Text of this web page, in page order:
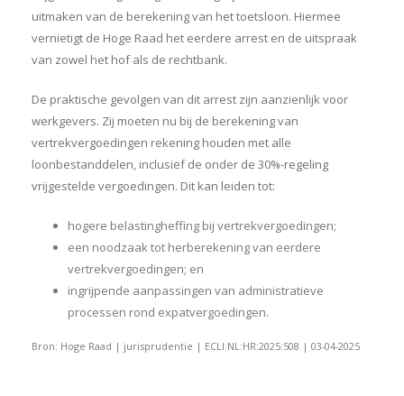
uitmaken van de berekening van het toetsloon. Hiermee
vernietigt de Hoge Raad het eerdere arrest en de uitspraak
van zowel het hof als de rechtbank.
De praktische gevolgen van dit arrest zijn aanzienlijk voor
werkgevers. Zij moeten nu bij de berekening van
vertrekvergoedingen rekening houden met alle
loonbestanddelen, inclusief de onder de 30%-regeling
vrijgestelde vergoedingen. Dit kan leiden tot:
hogere belastingheffing bij vertrekvergoedingen;
een noodzaak tot herberekening van eerdere
vertrekvergoedingen; en
ingrijpende aanpassingen van administratieve
processen rond expatvergoedingen.
Bron: Hoge Raad | jurisprudentie | ECLI:NL:HR:2025:508 | 03-04-2025